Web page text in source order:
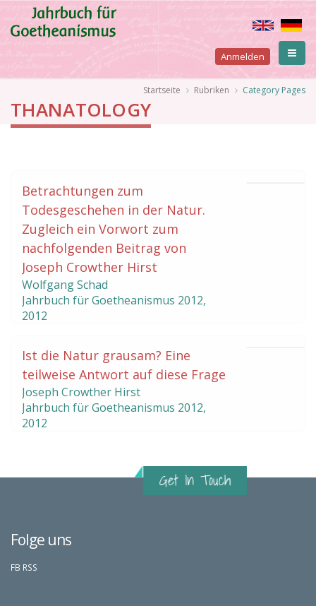
zum
Inhalt
User
account
Anmelden
Startseite Rubriken Category Pages
THANATOLOGY
Betrachtungen zum
Todesgeschehen in der Natur.
Zugleich ein Vorwort zum
nachfolgenden Beitrag von
Joseph Crowther Hirst
Wolfgang Schad
Jahrbuch für Goetheanismus 2012,
2012
Ist die Natur grausam? Eine
teilweise Antwort auf diese Frage
Joseph Crowther Hirst
Jahrbuch für Goetheanismus 2012,
2012
Folge uns
FB RSS